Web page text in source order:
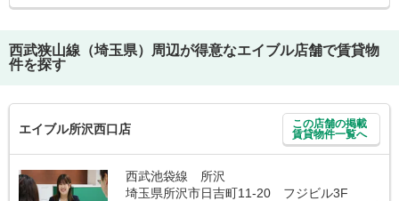
西武狭山線（埼玉県）
周辺が得意なエイブル店舗で賃貸物
件を探す
エイブル所沢西口店
この店舗の掲載
賃貸物件一覧へ
西武池袋線 所沢
埼玉県所沢市日吉町11-20 フジビル3F